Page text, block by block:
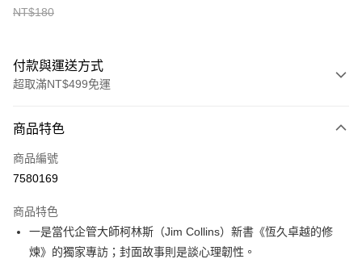
NT$180
付款與運送方式
超取滿NT$499免運
信用卡一次付款
超商取貨付款
Apple Pay
商品特色
商品編號
7580169
商品特色
一是當代企管大師柯林斯（Jim Collins）新書《恆久卓越的修
煉》的獨家專訪；封面故事則是談心理韌性。